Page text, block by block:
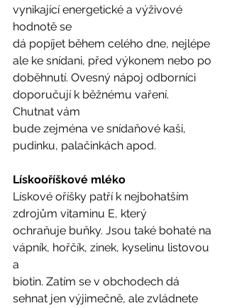
vynikající energetické a výživové
hodnotě se
dá popíjet během celého dne, nejlépe
ale ke snídani, před výkonem nebo po
doběhnutí. Ovesný nápoj odborníci
doporučují k běžnému vaření.
Chutnat vám
bude zejména ve snídaňové kaši,
pudinku, palačinkách apod.
Lískooříškové mléko
Lískové oříšky patří k nejbohatším
zdrojům vitaminu E, který
ochraňuje buňky. Jsou také bohaté na
vápník, hořčík, zinek, kyselinu listovou
a
biotin. Zatím se v obchodech dá
sehnat jen výjimečně, ale zvládnete